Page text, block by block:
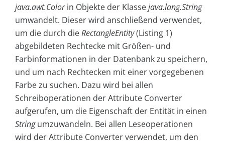
java.awt.Colorin Objekte der Klassejava.lang.String
umwandelt. Dieser wird anschließend verwendet,
um die durch dieRectangleEntity(Listing 1)
abgebildeten Rechtecke mit Größen- und
Farbinformationen in der Datenbank zu speichern,
und um nach Rechtecken mit einer vorgegebenen
Farbe zu suchen. Dazu wird bei allen
Schreiboperationen der Attribute Converter
aufgerufen, um die Eigenschaft der Entität in einen
Stringumzuwandeln. Bei allen Leseoperationen
wird der Attribute Converter verwendet, um den